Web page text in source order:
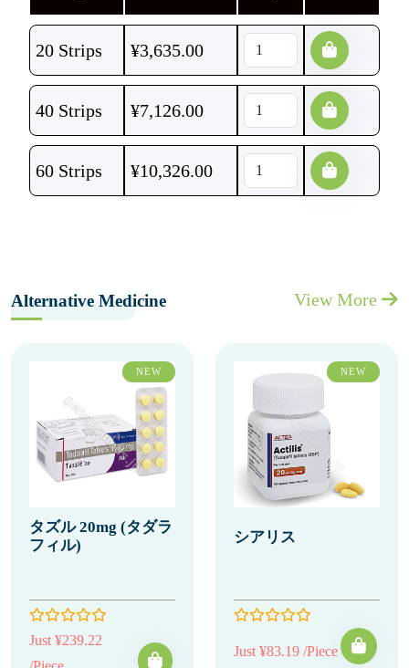
20 Strips ¥3,635.00
40 Strips ¥7,126.00
60 Strips ¥10,326.00
Alternative Medicine View More
NEW
タズル 20mg (タダラ
フィル)
Just ¥239.22
NEW
シアリス
Just ¥83.19 /Piece